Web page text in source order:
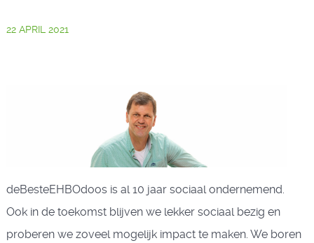
22 APRIL 2021
deBesteEHBOdoos is al 10 jaar sociaal ondernemend.
Ook in de toekomst blijven we lekker sociaal bezig en
proberen we zoveel mogelijk impact te maken. We boren